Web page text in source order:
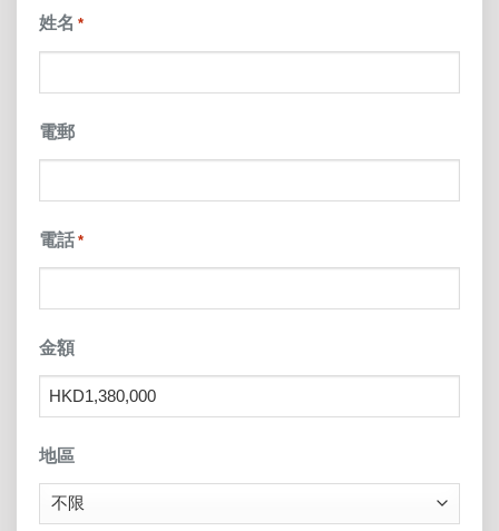
YYYY
姓名 *
電郵
電話 *
金額
地區